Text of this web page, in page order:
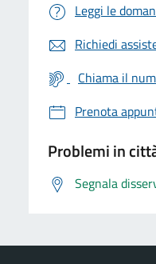
Leggi le
Richiedi
Chiama il
Prenota
Problemi in
Segnala